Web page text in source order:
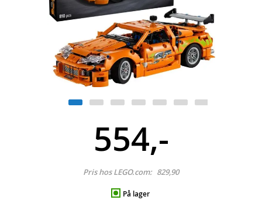
554,-
Pris hos LEGO.com: 829,90
På lager